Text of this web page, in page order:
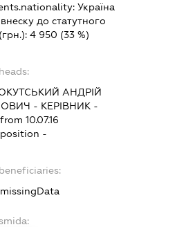
Україна
до статутного
4 950 (33 %)
АНДРІЙ
- КЕРІВНИК -
10.07.16
-